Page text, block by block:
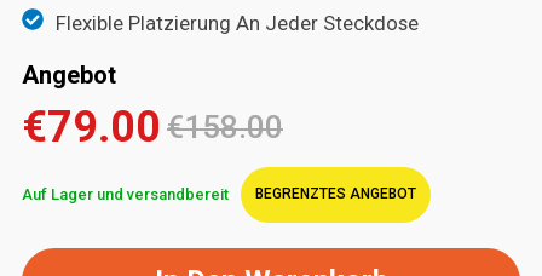
Flexible Platzierung An Jeder Steckdose
Angebot
€79.00 €158.00
Auf Lager und versandbereit BEGRENZTES ANGEBOT